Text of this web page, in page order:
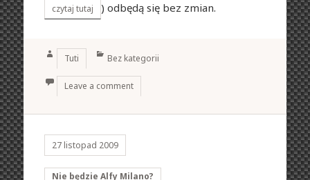
czytaj tutaj ) odbędą się bez zmian.
Author
Tuti Categories
Bez kategorii
Leave a comment
27 listopad 2009
Nie będzie Alfy Milano?